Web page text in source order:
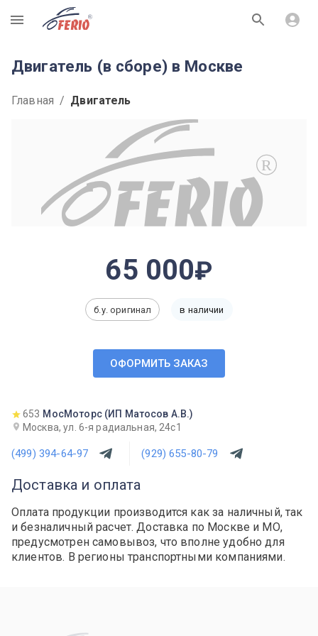
R
Двигатель (в сборе) в Москве
Главная / Двигатель
R
65 000
б.у. оригинал в наличии
ОФОРМИТЬ ЗАКАЗ
653 МосМоторс (ИП Матосов А.В.)
Москва, ул. 6-я радиальная, 24с1
(499) 394-64-97 (929) 655-80-79
Доставка и оплата
Оплата продукции производится как за наличный, так
и безналичный расчет. Доставка по Москве и МО,
предусмотрен самовывоз, что вполне удобно для
клиентов. В регионы транспортными компаниями.